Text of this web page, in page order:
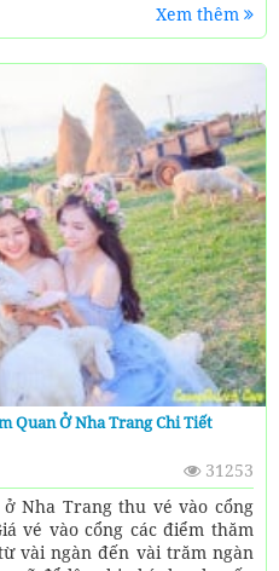
Xem thêm
Quan Ở Nha Trang Chi Tiết
31253
Nha Trang thu vé vào cổng
vé vào cổng các điểm thăm
vài ngàn đến vài trăm ngàn